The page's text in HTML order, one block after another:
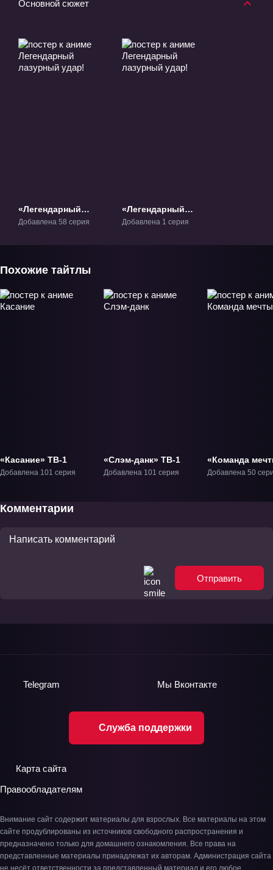
Основной сюжет
«Легендарный
лазурный удар!»
Добавлена 58 серия
«Легендарный
лазурный удар!»
Добавлена 1 серия
Похожие тайтлы
«Касание» ТВ-1
Добавлена 101 серия
«Слэм-данк» ТВ-1
Добавлена 101 серия
«Команда
ТВ-1
Добавлена 50
Комментарии
Отправить
Служба поддержки
Telegram Мы Вконтакте
Карта сайта
Правообладателям
Внимание сайт содержит материалы для взрослых. Все материалы на этом
сайте продублированы из источников свободного распространения и
предназначено только для домашнего ознакомления. Все права на
представленные материалы принадлежат их авторам. Администрация сайта